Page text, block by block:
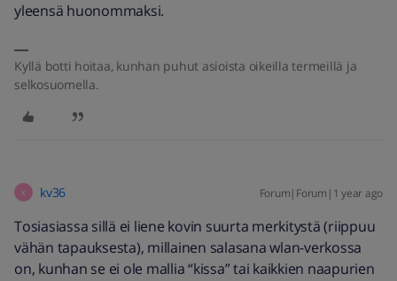
yleensä huonommaksi.
Kyllä botti hoitaa, kunhan puhut asioista oikeilla termeillä ja
selkosuomella.
K kv36 Forum|Forum|1 year ago
Tosiasiassa sillä ei liene kovin suurta merkitystä (riippuu
vähän tapauksesta), millainen salasana wlan-verkossa
on, kunhan se ei ole mallia “kissa” tai kaikkien naapurien